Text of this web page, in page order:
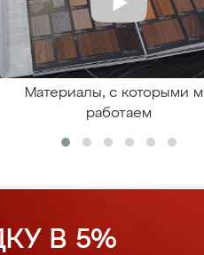
Материалы, с которыми
работаем
В 5%